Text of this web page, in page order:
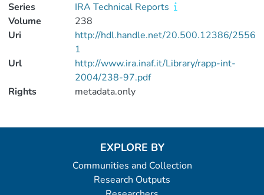
Series
IRA Technical Reports
Volume
238
Uri
http://hdl.handle.net/20.500.12386/2556
1
Url
http://www.ira.inaf.it/Library/rapp-int-
2004/238-97.pdf
Rights
metadata.only
EXPLORE BY
Communities and Collection
Research Outputs